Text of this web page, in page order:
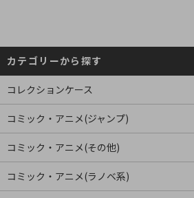
カテゴリーから探す
コレクションケース
コミック・アニメ(ジャンプ)
コミック・アニメ(その他)
コミック・アニメ(ラノベ系)